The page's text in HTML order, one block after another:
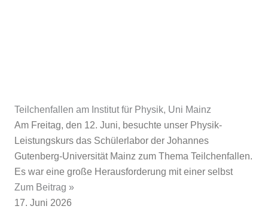
Teilchenfallen am Institut für Physik, Uni Mainz
Am Freitag, den 12. Juni, besuchte unser Physik-
Leistungskurs das Schülerlabor der Johannes
Gutenberg‑Universität Mainz zum Thema Teilchenfallen.
Es war eine große Herausforderung mit einer selbst
Zum Beitrag »
17. Juni 2026